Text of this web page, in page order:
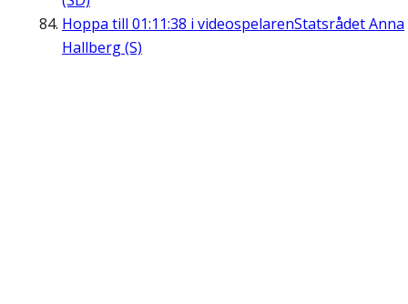
Hoppa till 01:11:38 i videospelarenStatsrådet Anna
Hallberg (S)